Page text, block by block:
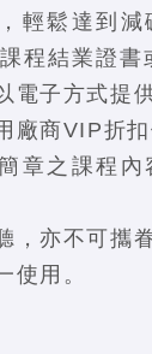
輕鬆達到減
程結業證書
電子方式提供
廠商VIP折
章之課程內
，亦不可攜
使用。